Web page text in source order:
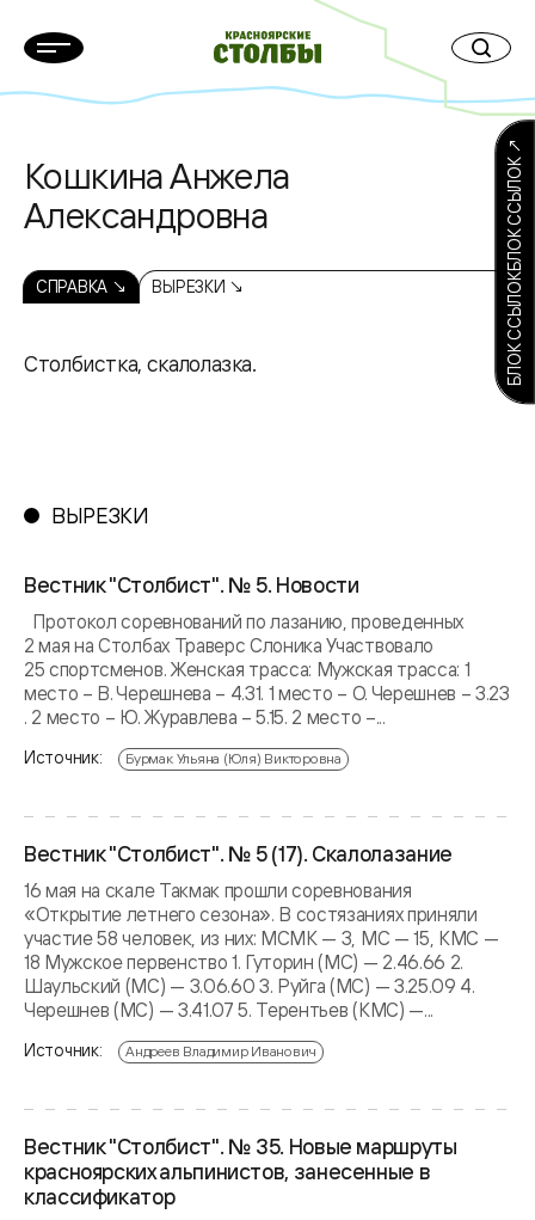
Кошкина Анжела
Александровна
СПРАВКА ↘ ВЫРЕЗКИ ↘
Столбистка, скалолазка. БЛОК ССЫЛОКБЛОК ССЫЛОК ↗
ВЫРЕЗКИ
Вестник "Столбист". № 5. Новости
Протокол соревнований по лазанию, проведенных
2 мая на Столбах Траверс Слоника Участвовало
25 спортсменов. Женская трасса: Мужская трасса: 1
место – В. Черешнева – 4.31. 1 место – О. Черешнев – 3.23
. 2 место – Ю. Журавлева – 5.15. 2 место –...
Источник: Бурмак Ульяна (Юля) Викторовна
Вестник "Столбист". № 5 (17). Скалолазание
16 мая на скале Такмак прошли соревнования
«Открытие летнего сезона». В состязаниях приняли
участие 58 человек, из них: МСМК — 3, МС — 15, КМС —
18 Мужское первенство 1. Гуторин (МС) — 2.46.66 2.
Шаульский (МС) — 3.06.60 3. Руйга (МС) — 3.25.09 4.
Черешнев (МС) — 3.41.07 5. Терентьев (КМС) —...
Источник: Андреев Владимир Иванович
Вестник "Столбист". № 35. Новые маршруты
красноярских альпинистов, занесенные в
классификатор